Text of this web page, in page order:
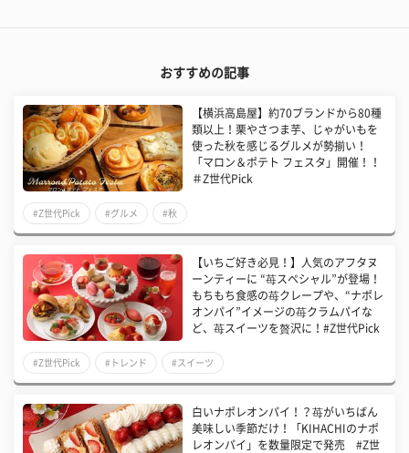
おすすめの記事
【横浜高島屋】約70ブランドから80種
類以上！栗やさつま芋、じゃがいもを
使った秋を感じるグルメが勢揃い！
「マロン＆ポテト フェスタ」開催！！
＃Z世代Pick
#Z世代Pick #グルメ #秋
【いちご好き必見！】人気のアフタヌ
ーンティーに “苺スペシャル”が登場！
もちもち食感の苺クレープや、“ナポレ
オンパイ”イメージの苺クラムパイな
ど、苺スイーツを贅沢に！#Z世代Pick
#Z世代Pick #トレンド #スイーツ
白いナポレオンパイ！？苺がいちばん
美味しい季節だけ！「KIHACHIのナポ
レオンパイ」を数量限定で発売 #Z世